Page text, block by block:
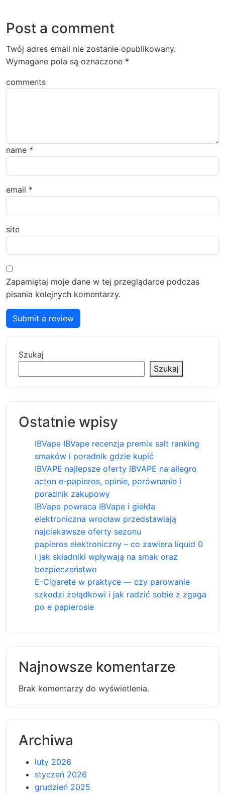
Post a comment
Twój adres email nie zostanie opublikowany.
Wymagane pola są oznaczone *
comments
name *
email *
site
Zapamiętaj moje dane w tej przeglądarce podczas
pisania kolejnych komentarzy.
Submit a review
Szukaj
Szukaj
Ostatnie wpisy
IBVape IBVape recenzja premix salt ranking
smaków i poradnik gdzie kupić
IBVAPE najlepsze oferty IBVAPE na allegro
acton e-papieros, opinie, porównanie i
poradnik zakupowy
IBVape powraca IBVape i giełda
elektroniczna wrocław przedstawiają
najciekawsze oferty sezonu
papieros elektroniczny – co zawiera liquid 0
i jak składniki wpływają na smak oraz
bezpieczeństwo
E-Cigarete w praktyce — czy parowanie
szkodzi żołądkowi i jak radzić sobie z zgaga
po e papierosie
Najnowsze komentarze
Brak komentarzy do wyświetlenia.
Archiwa
luty 2026
styczeń 2026
grudzień 2025